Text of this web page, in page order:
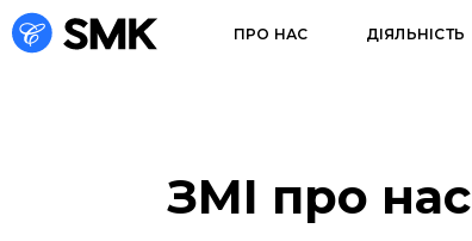
ПРО НАС ДІЯЛЬНІСТЬ
ЗМІ про нас